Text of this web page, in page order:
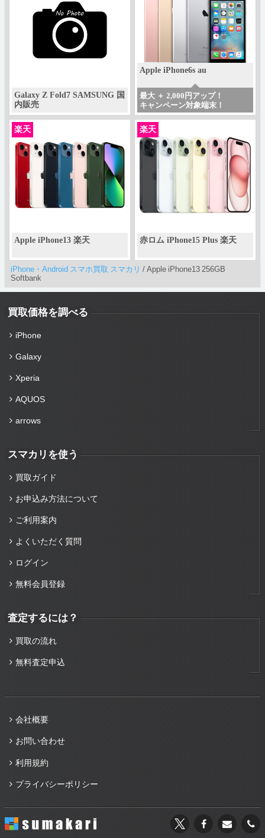
Galaxy Z Fold7 SAMSUNG 国
内販売
Apple iPhone6s au
最大 ＋ 2,000円アップ！
キャンペーン対象端末！
楽天
Apple iPhone13 楽天
楽天
赤ロム iPhone15 Plus 楽天
iPhone・Android スマホ買取 スマカリ / Apple iPhone13 256GB
Softbank
買取価格を調べる
iPhone
Galaxy
Xperia
AQUOS
arrows
スマカリを使う
買取ガイド
お申込み方法について
ご利用案内
よくいただく質問
ログイン
無料会員登録
査定するには？
買取の流れ
無料査定申込
会社概要
お問い合わせ
利用規約
プライバシーポリシー